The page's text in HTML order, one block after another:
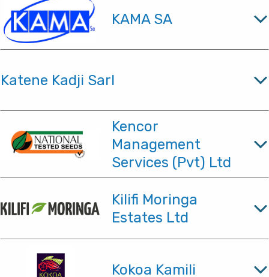
KAMA SA
Katene Kadji Sarl
Kencor
Management
Services (Pvt) Ltd
Kilifi Moringa
Estates Ltd
Kokoa Kamili